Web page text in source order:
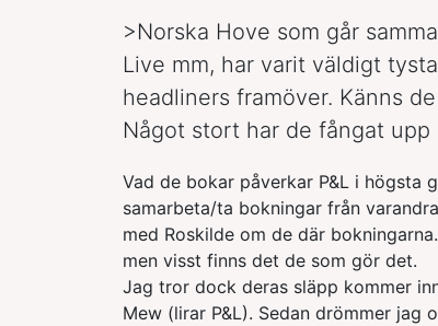
>Norska Hove som går
Live mm, har varit väldigt
headliners framöver. Känns
Något stort har de fångat upp
Vad de bokar påverkar P&L i högsta
samarbeta/ta bokningar från
med Roskilde om de där
men visst finns det de som gör det.
Jag tror dock deras släpp kommer
Mew (lirar P&L). Sedan drömmer